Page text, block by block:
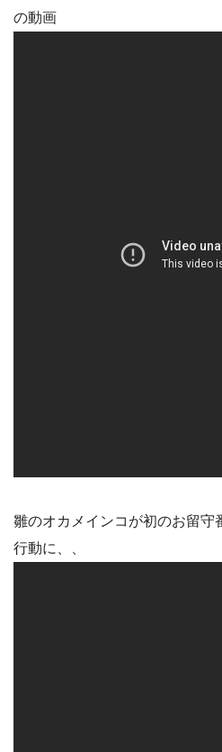
の動画
雛のオカメインコが初のお留守
行動に、、